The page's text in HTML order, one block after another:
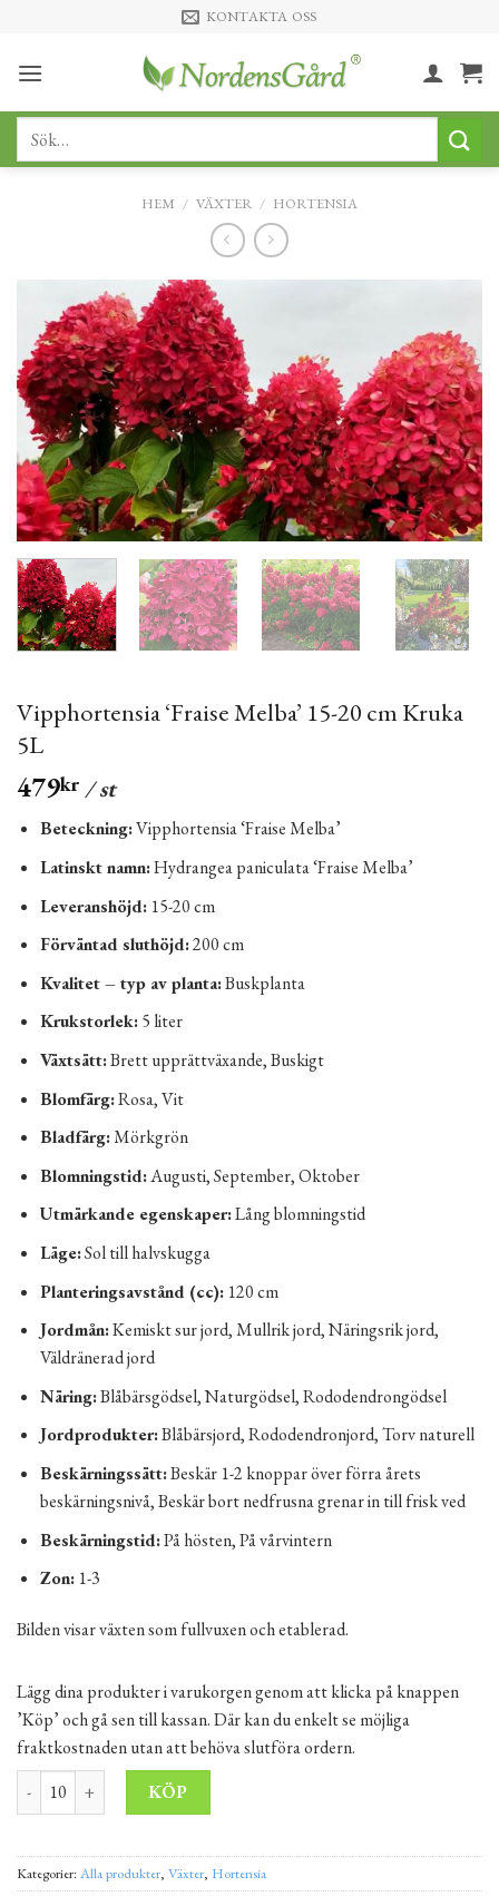
content
KONTAKTA OSS
Sök
HEM / VÄXTER / HORTENSIA
Vipphortensia ‘Fraise Melba’ 15-20 cm Kruka
5L
479kr / st
Beteckning:Vipphortensia ‘Fraise Melba’
Latinskt namn:Hydrangea paniculata ‘Fraise Melba’
Leveranshöjd:15-20 cm
Förväntad sluthöjd:200 cm
Kvalitet – typ av planta:Buskplanta
Krukstorlek:5 liter
Växtsätt:Brett upprättväxande, Buskigt
Blomfärg:Rosa, Vit
Bladfärg:Mörkgrön
Blomningstid:Augusti, September, Oktober
Utmärkande egenskaper:Lång blomningstid
Läge:Sol till halvskugga
Planteringsavstånd (cc):120 cm
Jordmån:Kemiskt sur jord, Mullrik jord, Näringsrik jord,
Väldränerad jord
Näring:Blåbärsgödsel, Naturgödsel, Rododendrongödsel
Jordprodukter:Blåbärsjord, Rododendronjord, Torv naturell
Beskärningssätt:Beskär 1-2 knoppar över förra årets
beskärningsnivå, Beskär bort nedfrusna grenar in till frisk ved
Beskärningstid:På hösten, På vårvintern
Zon:1-3
Bilden visar växten som fullvuxen och etablerad.
Lägg dina produkter i varukorgen genom att klicka på knappen
’Köp’ och gå sen till kassan. Där kan du enkelt se möjliga
fraktkostnaden utan att behöva slutföra ordern.
Vipphortensia 'Fraise Melba' 15-20 cm Kruka 5L mängd
KÖP
Kategorier:Alla produkter, Växter, Hortensia